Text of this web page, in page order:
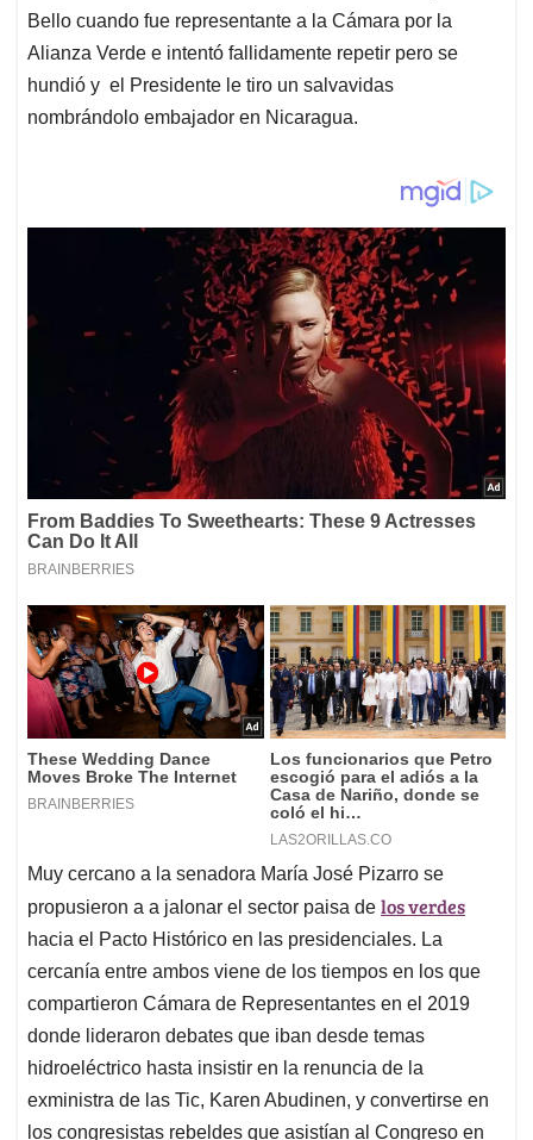
Bello cuando fue representante a la Cámara por la
Alianza Verde e intentó fallidamente repetir pero se
hundió y el Presidente le tiro un salvavidas
nombrándolo embajador en Nicaragua.
Muy cercano a la senadora María José Pizarro se
propusieron a a jalonar el sector paisa de los verdes
hacia el Pacto Histórico en las presidenciales. La
cercanía entre ambos viene de los tiempos en los que
compartieron Cámara de Representantes en el 2019
donde lideraron debates que iban desde temas
hidroeléctrico hasta insistir en la renuncia de la
exministra de las Tic, Karen Abudinen, y convertirse en
los congresistas rebeldes que asistían al Congreso en